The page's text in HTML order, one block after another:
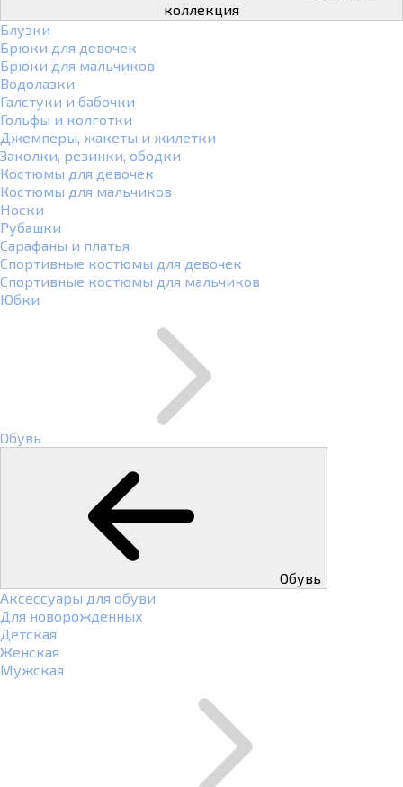
коллекция
Блузки
Брюки для девочек
Брюки для мальчиков
Водолазки
Галстуки и бабочки
Гольфы и колготки
Джемперы, жакеты и жилетки
Заколки, резинки, ободки
Костюмы для девочек
Костюмы для мальчиков
Носки
Рубашки
Сарафаны и платья
Спортивные костюмы для девочек
Спортивные костюмы для мальчиков
Юбки
Обувь
Обувь
Аксессуары для обуви
Для новорожденных
Детская
Женская
Мужская